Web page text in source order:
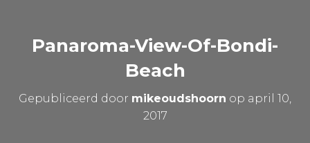
E
Panaroma-View-Of-Bondi-
Beach
Gepubliceerd door mikeoudshoorn op april 10,
2017